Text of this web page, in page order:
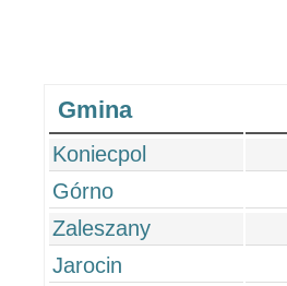
Gmina
Koniecpol
Górno
Zaleszany
Jarocin